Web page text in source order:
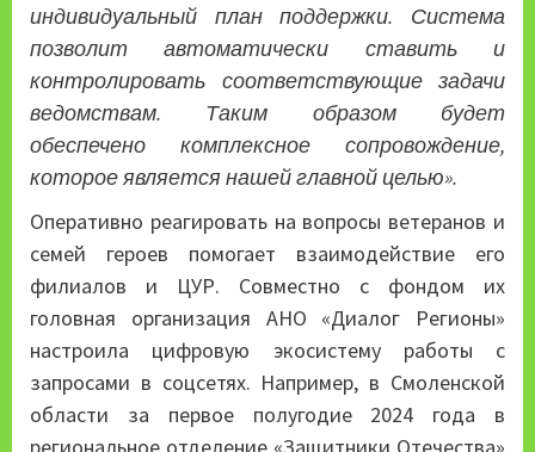
индивидуальный план поддержки. Система
позволит автоматически ставить и
контролировать соответствующие задачи
ведомствам. Таким образом будет
обеспечено комплексное сопровождение,
которое является нашей главной целью».
Оперативно реагировать на вопросы ветеранов и
семей героев помогает взаимодействие его
филиалов и ЦУР. Совместно с фондом их
головная организация АНО «Диалог Регионы»
настроила цифровую экосистему работы с
запросами в соцсетях. Например, в Смоленской
области за первое полугодие 2024 года в